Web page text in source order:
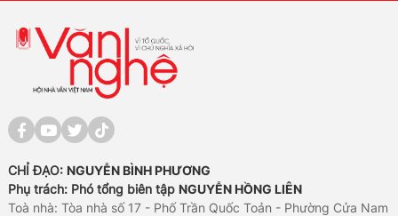
CHỈ ĐẠO: NGUYỄN BÌNH PHƯƠNG
Phụ trách: Phó tổng biên tập NGUYỄN HỒNG LIÊN
Toà nhà: Tòa nhà số 17 - Phố Trần Quốc Toản - Phường Cửa Nam